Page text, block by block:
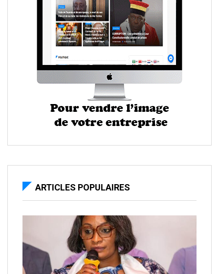
ARTICLES POPULAIRES